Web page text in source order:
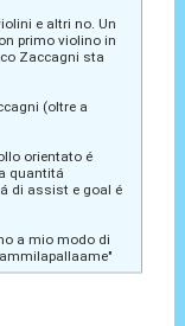
e altri no. Un
primo violino in
Zaccagni sta
(oltre a
orientato é
quantitá
di assist e goal é
a mio modo di